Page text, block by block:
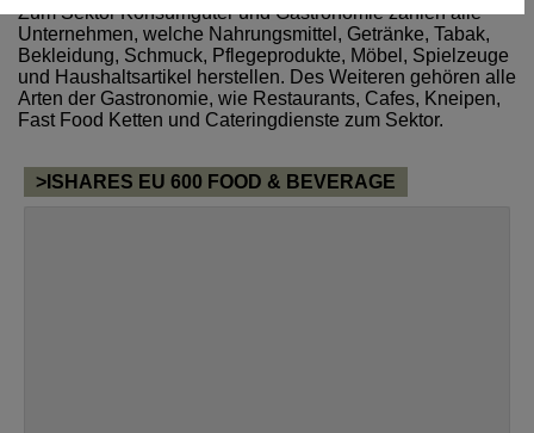
Zum Sektor Konsumgüter und Gastronomie zählen alle
Unternehmen, welche Nahrungsmittel, Getränke, Tabak,
Bekleidung, Schmuck, Pflegeprodukte, Möbel, Spielzeuge
und Haushaltsartikel herstellen. Des Weiteren gehören alle
Arten der Gastronomie, wie Restaurants, Cafes, Kneipen,
Fast Food Ketten und Cateringdienste zum Sektor.
>ISHARES EU 600 FOOD & BEVERAGE